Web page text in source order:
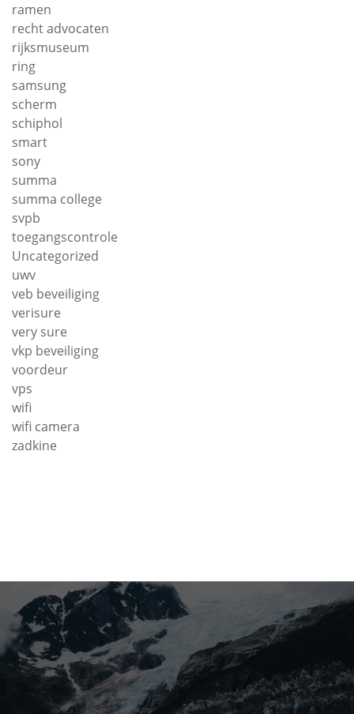
ramen
recht advocaten
rijksmuseum
ring
samsung
scherm
schiphol
smart
sony
summa
summa college
svpb
toegangscontrole
Uncategorized
uwv
veb beveiliging
verisure
very sure
vkp beveiliging
voordeur
vps
wifi
wifi camera
zadkine